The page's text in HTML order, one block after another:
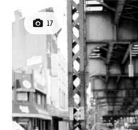
17